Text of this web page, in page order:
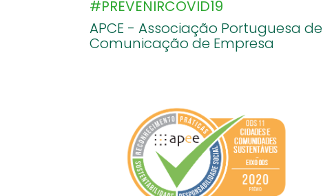
#PREVENIRCOVID19
APCE - Associação Portuguesa de
Comunicação de Empresa